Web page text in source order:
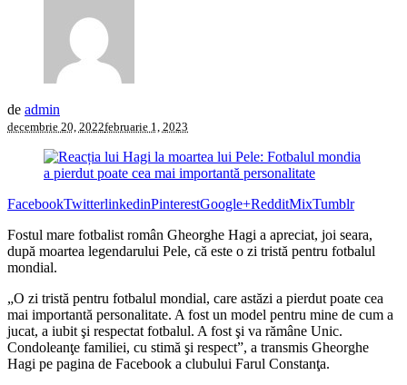
de admin
decembrie 20, 2022februarie 1, 2023
FacebookTwitterlinkedinPinterestGoogle+RedditMixTumblr
Fostul mare fotbalist român Gheorghe Hagi a apreciat, joi seara,
după moartea legendarului Pele, că este o zi tristă pentru fotbalul
mondial.
„O zi tristă pentru fotbalul mondial, care astăzi a pierdut poate cea
mai importantă personalitate. A fost un model pentru mine de cum a
jucat, a iubit şi respectat fotbalul. A fost şi va rămâne Unic.
Condoleanţe familiei, cu stimă şi respect”, a transmis Gheorghe
Hagi pe pagina de Facebook a clubului Farul Constanţa.